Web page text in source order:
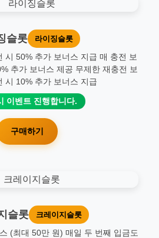
슬롯 라이징슬롯
시 50% 추가 보너스 지급 매 충전 보
추가 보너스 제공 무제한 재충전 보
시 10% 추가 보너스 지급
이벤트 진행합니다.
구매하기
슬롯 크레이지슬롯
(최대 50만 원) 매일 두 번째 입금도